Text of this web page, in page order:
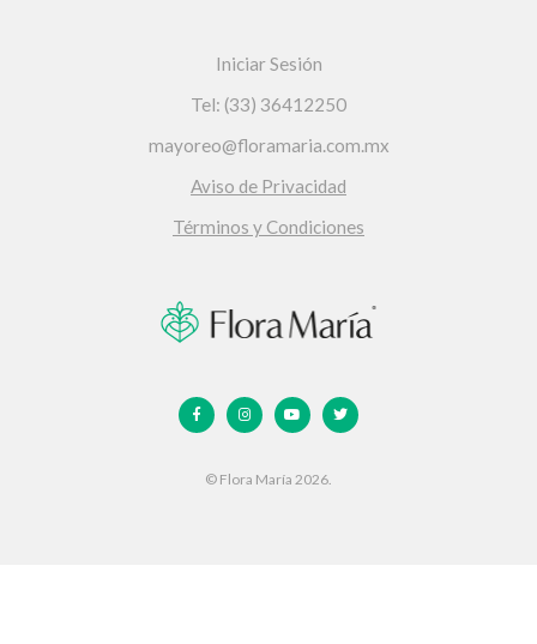
© Flora María 2026.
Iniciar Sesión
Tel: (33) 36412250
mayoreo@floramaria.com.mx
Aviso de Privacidad
Términos y Condiciones